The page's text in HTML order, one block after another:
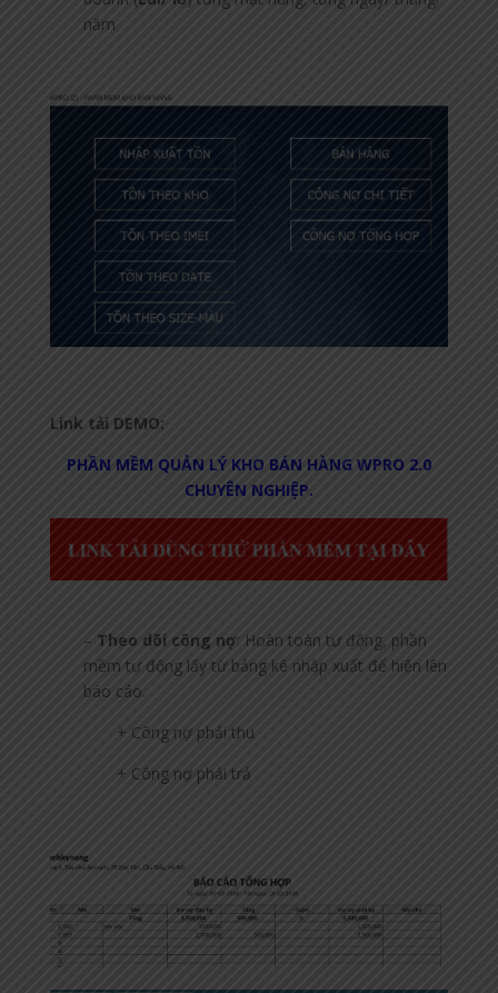
năm
Link tải DEMO:
PHẦN MỀM QUẢN LÝ KHO BÁN HÀNG WPRO 2.0
CHUYÊN NGHIỆP.
– Theo dõi công nợ: Hoàn toàn tự động, phần
mềm tự động lấy từ bảng kê nhập xuất để hiện lên
báo cáo.
+ Công nợ phải thu
+ Công nợ phải trả